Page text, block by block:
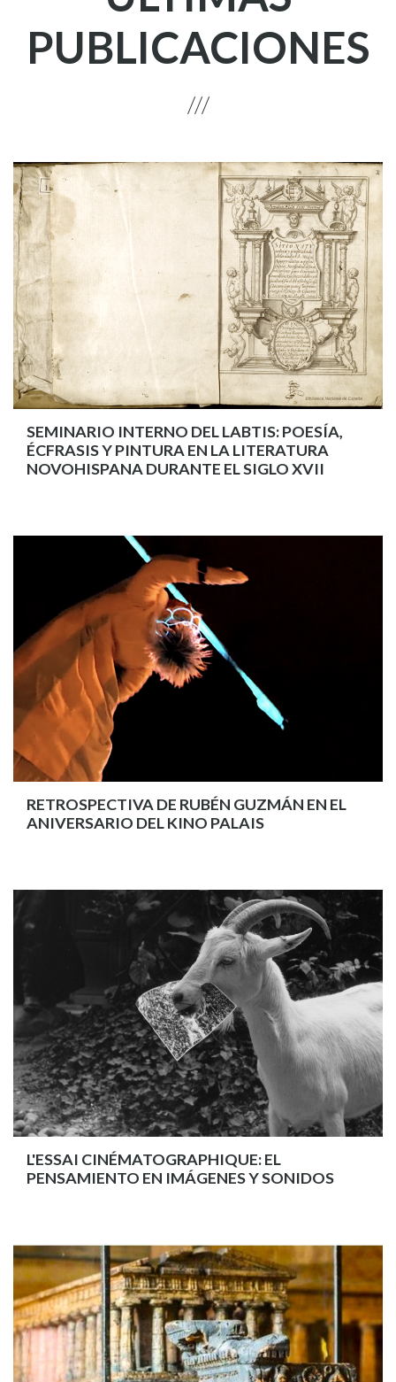
PUBLICACIONES
SEMINARIO INTERNO DEL LABTIS: POESÍA,
ÉCFRASIS Y PINTURA EN LA LITERATURA
NOVOHISPANA DURANTE EL SIGLO XVII
RETROSPECTIVA DE RUBÉN GUZMÁN EN EL
ANIVERSARIO DEL KINO PALAIS
L'ESSAI CINÉMATOGRAPHIQUE: EL
PENSAMIENTO EN IMÁGENES Y SONIDOS